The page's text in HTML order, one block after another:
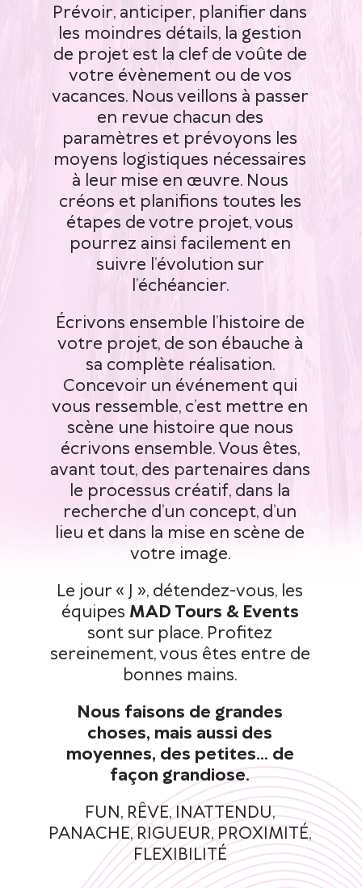
Prévoir, anticiper, planifier dans
les moindres détails, la gestion
de projet est la clef de voûte de
votre évènement ou de vos
vacances. Nous veillons à passer
en revue chacun des
paramètres et prévoyons les
moyens logistiques nécessaires
à leur mise en œuvre. Nous
créons et planifions toutes les
étapes de votre projet, vous
pourrez ainsi facilement en
suivre l’évolution sur
l’échéancier.
Écrivons ensemble l’histoire de
votre projet, de son ébauche à
sa complète réalisation.
Concevoir un événement qui
vous ressemble, c’est mettre en
scène une histoire que nous
écrivons ensemble. Vous êtes,
avant tout, des partenaires dans
le processus créatif, dans la
recherche d’un concept, d’un
lieu et dans la mise en scène de
votre image.
Le jour « J », détendez-vous, les
équipes MAD Tours & Events
sont sur place. Profitez
sereinement, vous êtes entre de
bonnes mains.
Nous faisons de grandes
choses, mais aussi des
moyennes, des petites… de
façon grandiose.
FUN, RÊVE, INATTENDU,
PANACHE, RIGUEUR, PROXIMITÉ,
FLEXIBILITÉ